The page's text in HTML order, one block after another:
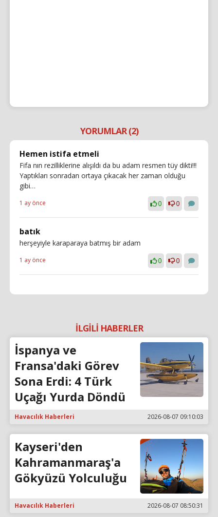
YORUMLAR (2)
Hemen istifa etmeli
Fifa nın rezilliklerine alışıldı da bu adam resmen tüy dikti!!!
Yaptıkları sonradan ortaya çıkacak her zaman olduğu
gibi…
1 ay önce 0 0
batık
herşeyiyle karaparaya batmış bir adam
1 ay önce 0 0
İLGİLİ HABERLER
İspanya ve
Fransa'daki Görev
Sona Erdi: 4 Türk
Uçağı Yurda Döndü
Havacılık Haberleri 2026-08-07 09:10:03
Kayseri'den
Kahramanmaraş'a
Gökyüzü Yolculuğu
Havacılık Haberleri 2026-08-07 08:50:31